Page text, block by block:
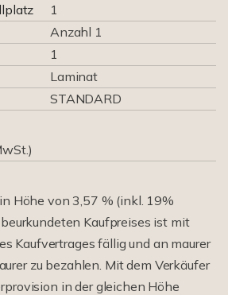
1
Anzahl 1
1
Laminat
STANDARD
Höhe von 3,57 % (inkl. 19%
Kaufpreises ist mit
Kaufvertrages fällig und an maurer
zu bezahlen. Mit dem Verkäufer
in der gleichen Höhe